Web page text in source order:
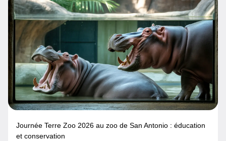
Journée Terre Zoo 2026 au zoo de San Antonio : éducation
et conservation